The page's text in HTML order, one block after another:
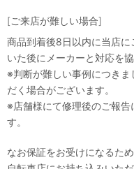
[ご来店が難しい場合]
商品到着後8日以内に当店
いた後にメーカーと対応を協
※判断が難しい事例につき
だく場合がございます。
※店舗様にて修理後のご報告
す。
なお保証をお受けになるた